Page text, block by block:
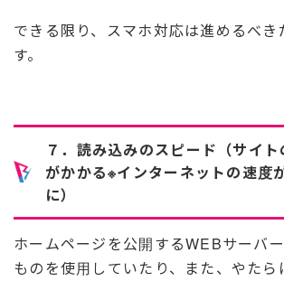
できる限り、スマホ対応は進めるべき
す。
７．読み込みのスピード（サイ
がかかる※インターネットの速度
に）
ホームページを公開するWEBサーバ
ものを使用していたり、また、やたら